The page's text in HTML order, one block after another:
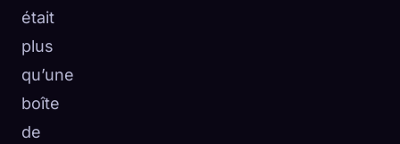
était
plus
qu’une
boîte
de